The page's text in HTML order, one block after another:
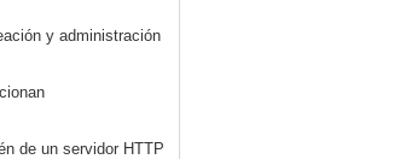
y administración
de un servidor HTTP